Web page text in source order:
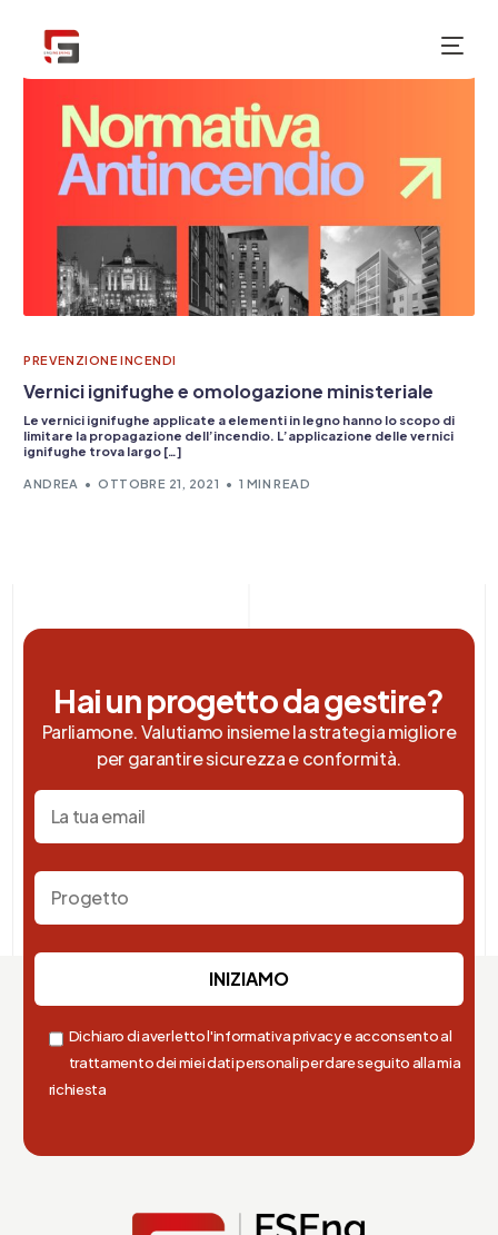
PREVENZIONE INCENDI
Vernici ignifughe e omologazione ministeriale
Le vernici ignifughe applicate a elementi in legno hanno lo scopo di
limitare la propagazione dell’incendio. L’applicazione delle vernici
ignifughe trova largo […]
ANDREA OTTOBRE 21, 2021 1 MIN READ
Hai un progetto da gestire?
Parliamone. Valutiamo insieme la strategia migliore
per garantire sicurezza e conformità.
Dichiaro di aver letto l'informativa privacy e acconsento al
trattamento dei miei dati personali per dare seguito alla mia
richiesta
NUOVO